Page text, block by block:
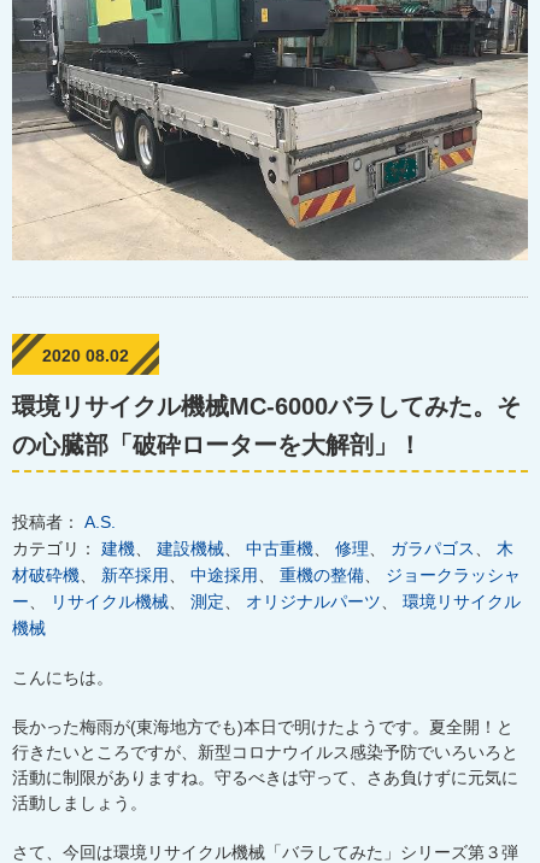
2020 08.02
環境リサイクル機械MC-6000バラしてみた。そ
の心臓部「破砕ローターを大解剖」！
投稿者： A.S.
カテゴリ： 建機 建設機械 中古重機 修理 ガラパゴス
木
材破砕機
新卒採用 中途採用 重機の整備
ジョークラッシャ
ー
リサイクル機械 測定 オリジナルパーツ
環境リサイクル
機械
こんにちは。
長かった梅雨が(東海地方でも)本日で明けたようです。夏全開！と
行きたいところですが、新型コロナウイルス感染予防でいろいろと
活動に制限がありますね。守るべきは守って、さあ負けずに元気に
活動しましょう。
さて、今回は環境リサイクル機械「バラしてみた」シリーズ第３弾